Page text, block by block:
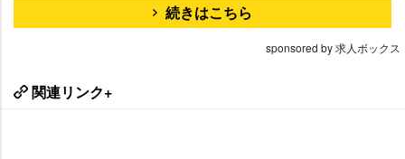
続きはこちら
sponsored by 求人ボックス
関連リンク+